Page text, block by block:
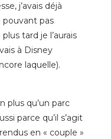
j’avais déjà
pouvant pas
tard je l’aurais
à Disney
laquelle).
plus qu’un parc
parce qu’il s’agit
en « couple »